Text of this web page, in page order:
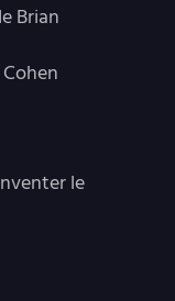
Brian
le